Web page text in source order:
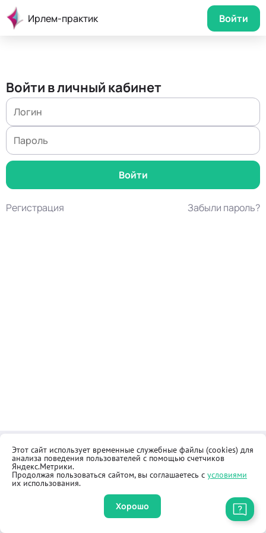
Ирлем-практик Войти
Войти в личный кабинет
Регистрация Забыли пароль?
Контакты
Как купить
Общественная приёмная
Реквизиты
Оферта
Правила продажи товаров
Этот сайт использует временные служебные файлы (cookies) для
анализа поведения пользователей с помощью счетчиков
Яндекс.Метрики.
Продолжая пользоваться сайтом, вы соглашаетесь с условиями
их использования.
Хорошо